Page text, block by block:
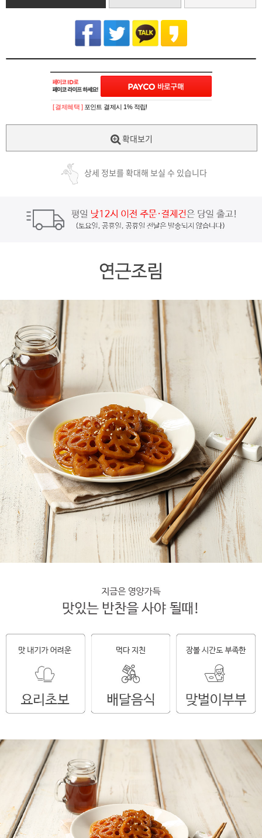
페이코 ID로
PAYCO 바로
[ 결제혜택 ] 포인트 결제시 1% 적립!
확대보기
상세 정보를 확대해 보실 수 있습니다